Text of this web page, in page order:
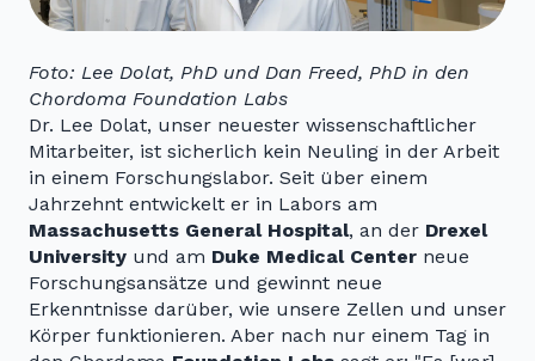
Foto: Lee Dolat, PhD und Dan Freed, PhD in den
Chordoma Foundation Labs
Dr. Lee Dolat, unser neuester wissenschaftlicher
Mitarbeiter, ist sicherlich kein Neuling in der Arbeit
in einem Forschungslabor. Seit über einem
Jahrzehnt entwickelt er in Labors am
Massachusetts General Hospital, an der Drexel
University und am Duke Medical Center neue
Forschungsansätze und gewinnt neue
Erkenntnisse darüber, wie unsere Zellen und unser
Körper funktionieren. Aber nach nur einem Tag in